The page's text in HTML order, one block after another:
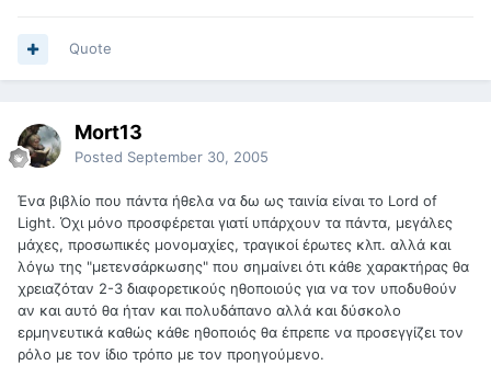
Quote
Mort13
Posted September 30, 2005
Ένα βιβλίο που πάντα ήθελα να δω ως ταινία είναι το Lord of
Light. Όχι μόνο προσφέρεται γιατί υπάρχουν τα πάντα, μεγάλες
μάχες, προσωπικές μονομαχίες, τραγικοί έρωτες κλπ. αλλά και
λόγω της "μετενσάρκωσης" που σημαίνει ότι κάθε χαρακτήρας θα
χρειαζόταν 2-3 διαφορετικούς ηθοποιούς για να τον υποδυθούν
αν και αυτό θα ήταν και πολυδάπανο αλλά και δύσκολο
ερμηνευτικά καθώς κάθε ηθοποιός θα έπρεπε να προσεγγίζει τον
ρόλο με τον ίδιο τρόπο με τον προηγούμενο.